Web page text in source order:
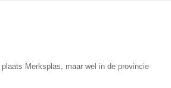
Merksplas, maar wel in de provincie